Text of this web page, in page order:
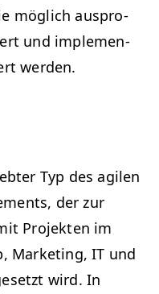
möglich aus­pro­
und imple­men­
werden.
Typ des agilen
der zur
Pro­jek­ten im
Mar­ket­ing,IT und
wird. In